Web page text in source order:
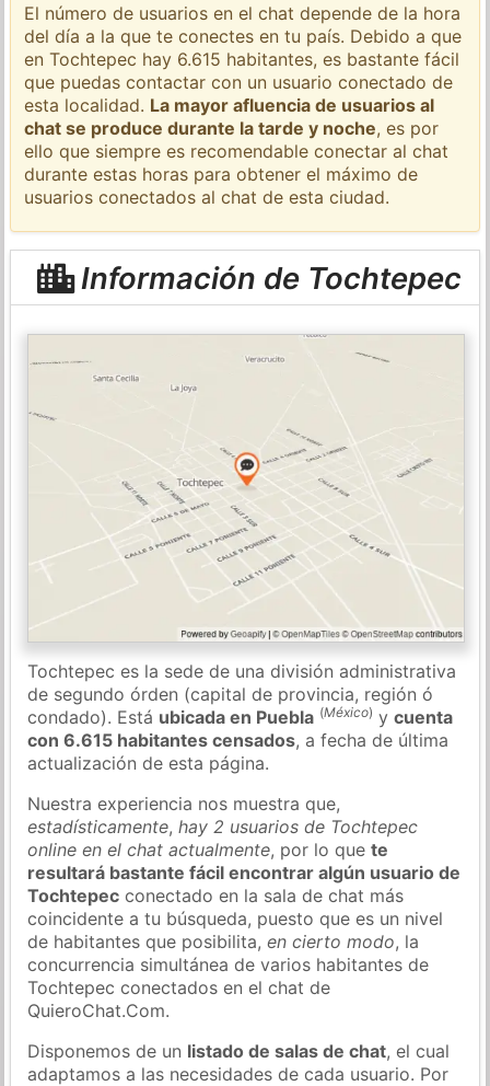
El número de usuarios en el chat depende de la hora
del día a la que te conectes en tu país. Debido a que
en Tochtepec hay 6.615 habitantes, es bastante fácil
que puedas contactar con un usuario conectado de
esta localidad. La mayor afluencia de usuarios al
chat se produce durante la tarde y noche, es por
ello que siempre es recomendable conectar al chat
durante estas horas para obtener el máximo de
usuarios conectados al chat de esta ciudad.
Información de Tochtepec
Tochtepec es la sede de una división administrativa
de segundo órden (capital de provincia, región ó
condado). Está ubicada en Puebla (México) ycuenta
con 6.615 habitantes censados, a fecha de última
actualización de esta página.
Nuestra experiencia nos muestra que,
estadísticamente,hay 2 usuarios de Tochtepec
online en el chat actualmente, por lo quete
resultará bastante fácil encontrar algún usuario de
Tochtepec conectado en la sala de chat más
coincidente a tu búsqueda, puesto que es un nivel
de habitantes que posibilita,en cierto modo, la
concurrencia simultánea de varios habitantes de
Tochtepec conectados en el chat de
QuieroChat.Com.
Disponemos de un listado de salas de chat, el cual
adaptamos a las necesidades de cada usuario. Por